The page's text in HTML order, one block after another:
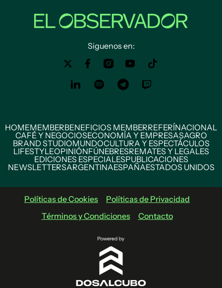
Siguenos en:
HOMEMEMBERBENEFICIOS MEMBERREFERÍNACIONAL
CAFÉ Y NEGOCIOSECONOMÍA Y EMPRESASAGRO
BRAND STUDIOMUNDOCULTURA Y ESPECTÁCULOS
LIFESTYLEOPINIÓNFÚNEBRESREMATES Y LEGALES
EDICIONES ESPECIALESPUBLICACIONES
NEWSLETTERSARGENTINAESPAÑAESTADOS UNIDOS
Políticas de Cookies
Políticas de Privacidad
Términos y Condiciones
Contacto